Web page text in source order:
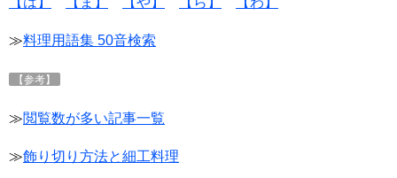
≫料理用語集 50音検索
【参考】
≫閲覧数が多い記事一覧
≫飾り切り方法と細工料理